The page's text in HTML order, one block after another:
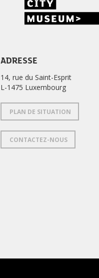
ADRESSE
14, rue du Saint-Esprit
L-1475 Luxembourg
PLAN DE SITUATION
CONTACTEZ-NOUS